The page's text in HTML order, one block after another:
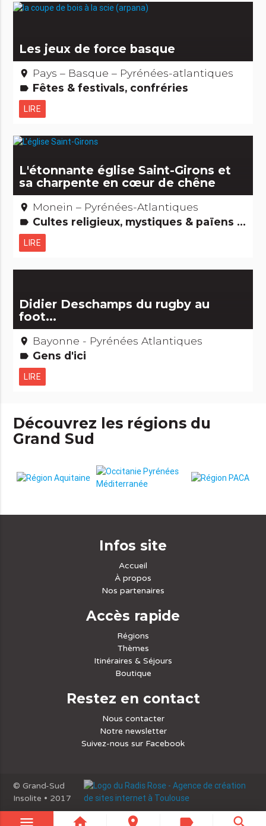
Les jeux de force basque
place Pays – Basque – Pyrénées-atlantiques
label Fêtes & festivals, confréries
LIRE
L'étonnante église Saint-Girons et
sa charpente en cœur de chêne
place Monein – Pyrénées-Atlantiques
label Cultes religieux, mystiques & païens Records : Les + et les - Edifices remarquables
LIRE
Didier Deschamps du rugby au
foot...
place Bayonne - Pyrénées Atlantiques
label Gens d'ici
LIRE
Découvrez les régions du
Grand Sud
Infos site
Accueil
À propos
Nos partenaires
Accès rapide
Régions
Thèmes
Itinéraires & Séjours
Boutique
Restez en contact
Nous contacter
Notre newsletter
Suivez-nous sur Facebook
© Grand-Sud
Insolite • 2017
menu home place label search